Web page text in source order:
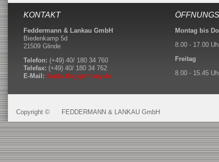
KONTAKT
Feddermann & Lankau GmbH
Biedenkamp 5d
21509 Glinde
Telefon: (+49) 40/ 180 34 760
Telefax: (+49) 40/ 180 34 762
E-Mail: fl(at)autlog-germany.de
Montag bis
8.00 - 17.00
Freitag
8.00 - 15.45
Copyright © FEDDERMANN & LANKAU GmbH